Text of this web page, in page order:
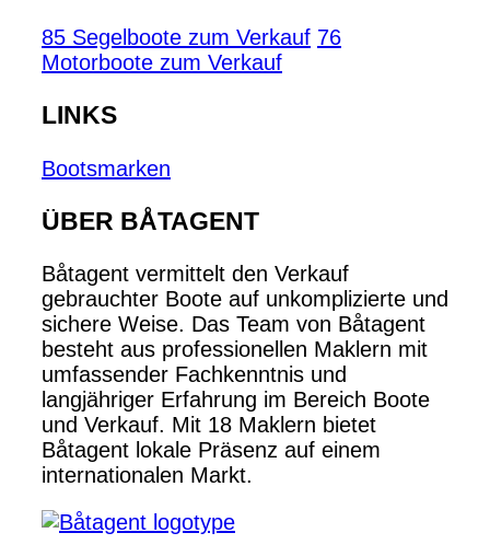
85 Segelboote zum Verkauf 76
Motorboote zum Verkauf
LINKS
Bootsmarken
ÜBER BÅTAGENT
Båtagent vermittelt den Verkauf
gebrauchter Boote auf unkomplizierte und
sichere Weise. Das Team von Båtagent
besteht aus professionellen Maklern mit
umfassender Fachkenntnis und
langjähriger Erfahrung im Bereich Boote
und Verkauf. Mit 18 Maklern bietet
Båtagent lokale Präsenz auf einem
internationalen Markt.